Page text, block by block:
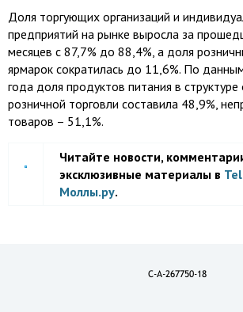
Доля торгующих организаций и
предприятий на рынке выросла за
месяцев с 87,7% до 88,4%, а доля
ярмарок сократилась до 11,6%. По
года доля продуктов питания в
розничной торговли составила 48,9%,
товаров – 51,1%.
Читайте новости,
эксклюзивные материалы в
Моллы.ру.
C-A-267750-18